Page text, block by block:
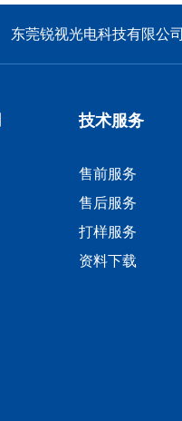
东莞锐视光电科技有限公司
技术服务
售前服务
售后服务
打样服务
资料下载